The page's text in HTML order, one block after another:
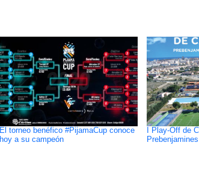
El torneo benéfico #PijamaCup conoce
hoy a su campeón
I Play-Off de